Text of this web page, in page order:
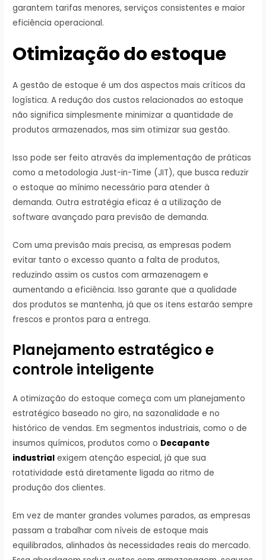
garantem tarifas menores, serviços consistentes e maior
eficiência operacional.
Otimização do estoque
A gestão de estoque é um dos aspectos mais críticos da
logística. A redução dos custos relacionados ao estoque
não significa simplesmente minimizar a quantidade de
produtos armazenados, mas sim otimizar sua gestão.
Isso pode ser feito através da implementação de práticas
como a metodologia Just-in-Time (JIT), que busca reduzir
o estoque ao mínimo necessário para atender à
demanda. Outra estratégia eficaz é a utilização de
software avançado para previsão de demanda.
Com uma previsão mais precisa, as empresas podem
evitar tanto o excesso quanto a falta de produtos,
reduzindo assim os custos com armazenagem e
aumentando a eficiência. Isso garante que a qualidade
dos produtos se mantenha, já que os itens estarão sempre
frescos e prontos para a entrega.
Planejamento estratégico e
controle inteligente
A otimização do estoque começa com um planejamento
estratégico baseado no giro, na sazonalidade e no
histórico de vendas. Em segmentos industriais, como o de
insumos químicos, produtos como o Decapante
industrial exigem atenção especial, já que sua
rotatividade está diretamente ligada ao ritmo de
produção dos clientes.
Em vez de manter grandes volumes parados, as empresas
passam a trabalhar com níveis de estoque mais
equilibrados, alinhados às necessidades reais do mercado.